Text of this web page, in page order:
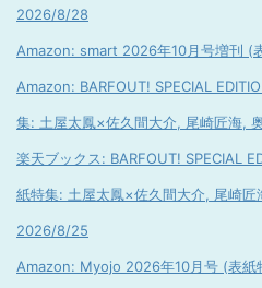
2026/8/28
Amazon: smart 2026年10月号増刊 (
Amazon: BARFOUT! SPECIAL
集: 土屋太鳳×佐久間大介, 尾崎匠海,
楽天ブックス: BARFOUT! SPECIAL
紙特集: 土屋太鳳×佐久間大介, 尾崎
2026/8/25
Amazon: Myojo 2026年10月号 (表